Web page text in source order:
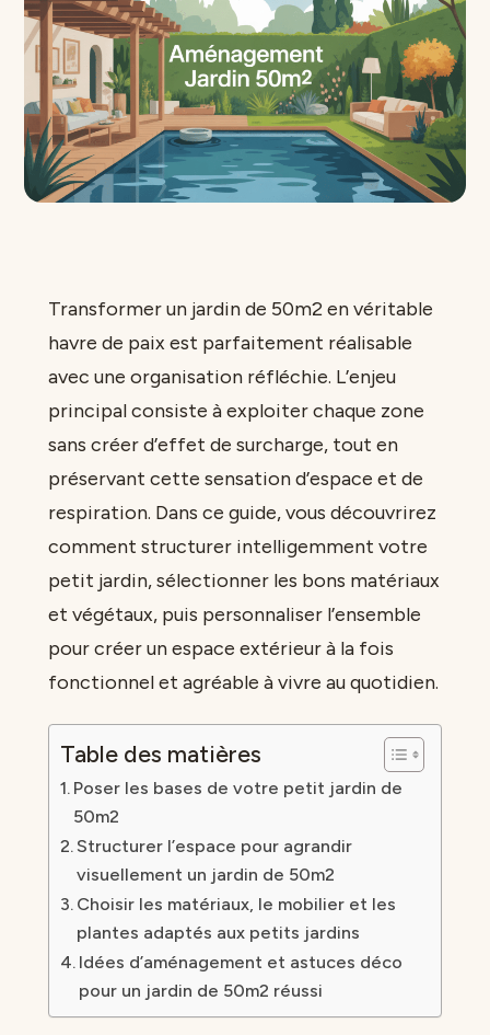
Transformer un jardin de 50m2 en véritable
havre de paix est parfaitement réalisable
avec une organisation réfléchie. L’enjeu
principal consiste à exploiter chaque zone
sans créer d’effet de surcharge, tout en
préservant cette sensation d’espace et de
respiration. Dans ce guide, vous découvrirez
comment structurer intelligemment votre
petit jardin, sélectionner les bons matériaux
et végétaux, puis personnaliser l’ensemble
pour créer un espace extérieur à la fois
fonctionnel et agréable à vivre au quotidien.
Table des matières
Poser les bases de votre petit jardin de
50m2
Structurer l’espace pour agrandir
visuellement un jardin de 50m2
Choisir les matériaux, le mobilier et les
plantes adaptés aux petits jardins
Idées d’aménagement et astuces déco
pour un jardin de 50m2 réussi